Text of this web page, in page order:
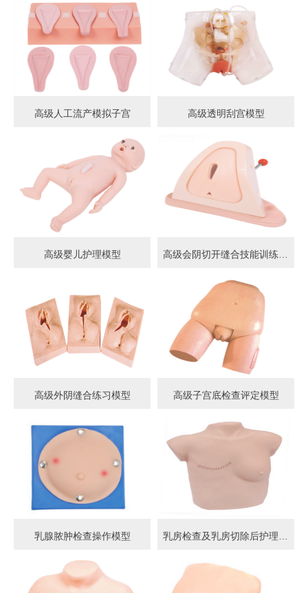
高级人工流产模拟子宫 高级透明刮宫模型
高级婴儿护理模型
高级外阴缝合练习模型 高级子宫底检查评定模型
乳腺脓肿检查操作模型